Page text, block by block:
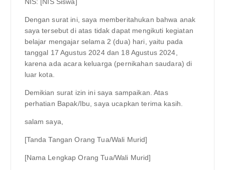
Dengan surat ini, saya memberitahukan bahwa anak
saya tersebut di atas tidak dapat mengikuti kegiatan
belajar mengajar selama 2 (dua) hari, yaitu pada
tanggal 17 Agustus 2024 dan 18 Agustus 2024,
karena ada acara keluarga (pernikahan saudara) di
luar kota.
Demikian surat izin ini saya sampaikan. Atas
perhatian Bapak/Ibu, saya ucapkan terima kasih.
salam saya,
[Tanda Tangan Orang Tua/Wali Murid]
[Nama Lengkap Orang Tua/Wali Murid]